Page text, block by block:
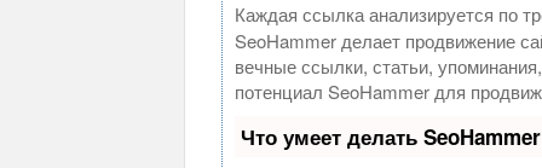
Каждая ссылка анализируется по
SeoHammer делает продвижение
вечные ссылки, статьи,
потенциал SeoHammer для
Что умеет делать SeoHammer